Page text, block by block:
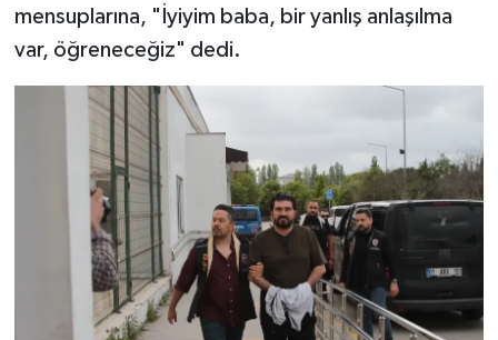
mensuplarına, "İyiyim baba, bir yanlış anlaşılma
var, öğreneceğiz" dedi.